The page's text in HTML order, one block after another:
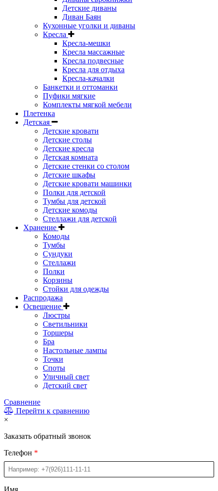
Детские диваны
Диван Баян
Кухонные уголки и диваны
Кресла
Кресла-мешки
Кресла массажные
Кресла подвесные
Кресла для отдыха
Кресла-качалки
Банкетки и оттоманки
Пуфики мягкие
Комплекты мягкой мебели
Плетенка
Детская
Детские кровати
Детские столы
Детские кресла
Детская комната
Детские стенки со столом
Детские шкафы
Детские кровати машинки
Полки для детской
Тумбы для детской
Детские комоды
Стеллажи для детской
Хранение
Комоды
Тумбы
Сундуки
Стеллажи
Полки
Корзины
Стойки для одежды
Распродажа
Освещение
Люстры
Светильники
Торшеры
Бра
Настольные лампы
Точки
Споты
Уличный свет
Детский свет
Сравнение
Перейти к сравнению
×
Заказать обратный звонок
Телефон
Имя